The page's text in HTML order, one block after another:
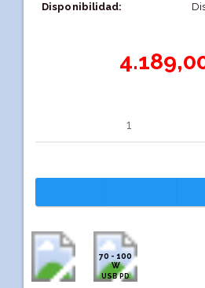
Disponibilidad:
70 - 100
W
USB PD